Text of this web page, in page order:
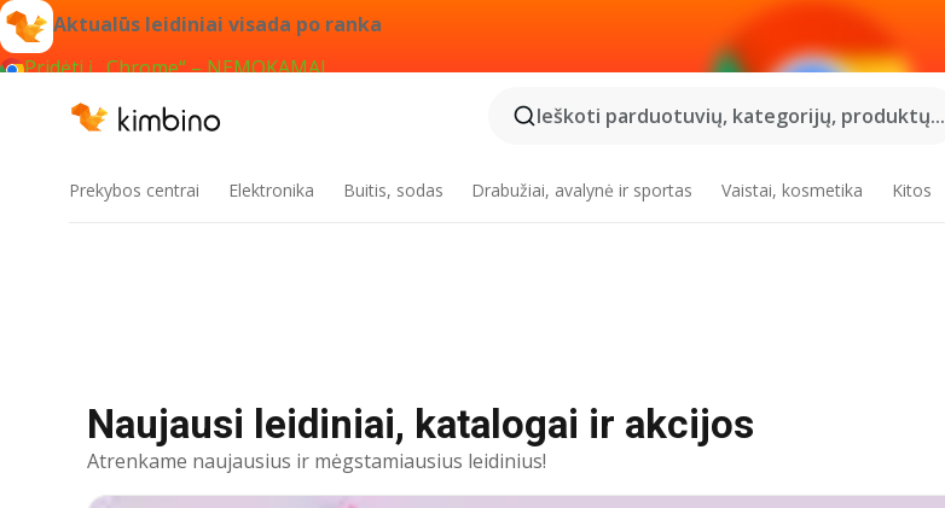
Aktualūs leidiniai visada po ranka
Pridėti į „Chrome“ – NEMOKAMAI
Ieškoti parduotuvių, kategorijų, produktų...
Prekybos centrai Elektronika Buitis, sodas Drabužiai, avalynė ir sportas Vaistai, kosmetika Kitos
Naujausi leidiniai, katalogai ir akcijos
Atrenkame naujausius ir mėgstamiausius leidinius!